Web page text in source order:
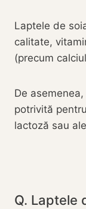
Laptele de
calitate,
(precum
De
potrivită
lactoză sau
Q. Laptele